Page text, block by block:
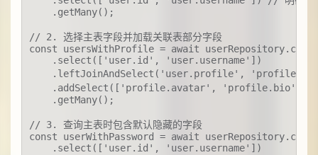
    .getMany();
// 2. 选择主表字段并加载关联表部分字段
const usersWithProfile = await
    .select(['user.id', 'user.username'])
.leftJoinAndSelect('user.profile', 'profile')
.addSelect(['profile.avatar', 'profile.bio'])
    .getMany();
// 3. 查询主表时包含默认隐藏的字段
const userWithPassword = await
    .select(['user.id', 'user.username'])